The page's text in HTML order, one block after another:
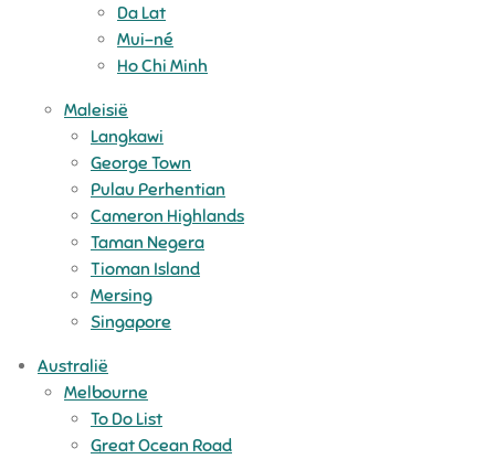
Da Lat
Mui-né
Ho Chi Minh
Maleisië
Langkawi
George Town
Pulau Perhentian
Cameron Highlands
Taman Negera
Tioman Island
Mersing
Singapore
Australië
Melbourne
To Do List
Great Ocean Road